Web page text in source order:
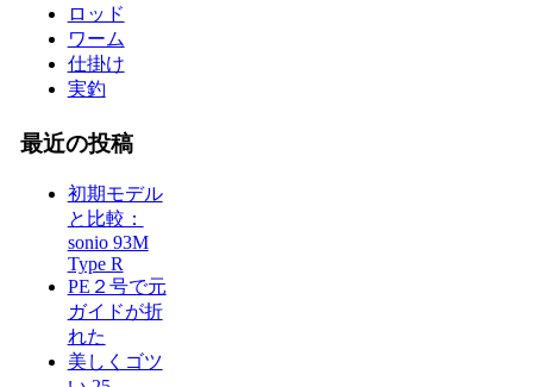
ロッド
ワーム
仕掛け
実釣
最近の投稿
初期モデル
と比較：
sonio 93M
Type R
PE２号で元
ガイドが折
れた
美しくゴツ